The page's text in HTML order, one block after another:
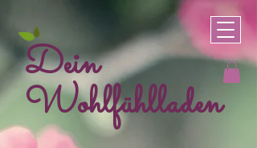
Dein
Wohlfühlladen